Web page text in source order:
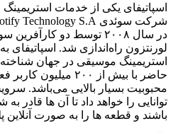
اسپاتیفای یکی از خدمات
در سال ۲۰۰۸ توسط دو
لورنتزون راه‌اندازی شد. اسپاتیفای
استریمینگ موسیقی در جهان
حاضر با بیش از ۲۰۰
محبوبیت بسیار بالایی می‌باشد.
توانایی را خواهد داد تا آن ها قادر
باشند و قطعه ها را به صورت آنلاین